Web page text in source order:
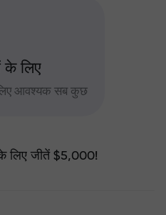
के लिए
आवश्यक सब कुछ
लिए जीतें $5,000!